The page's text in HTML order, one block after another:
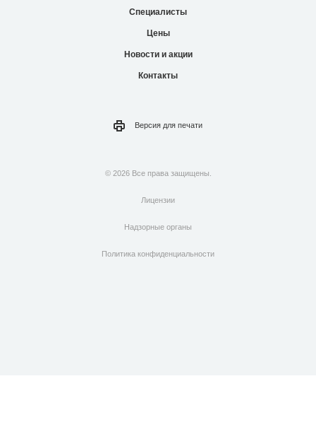
Специалисты
Цены
Новости и акции
Контакты
Версия для печати
© 2026 Все права защищены.
Лицензии
Надзорные органы
Политика конфиденциальности